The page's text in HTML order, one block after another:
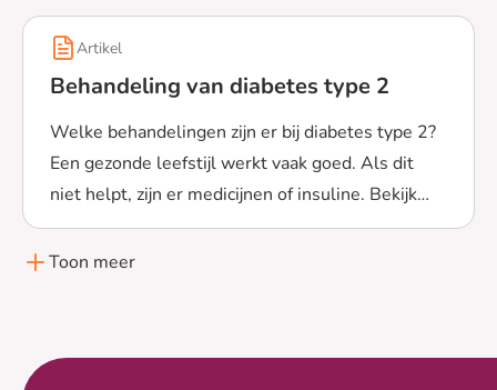
Artikel
Behandeling van diabetes type 2
Welke behandelingen zijn er bij diabetes type 2?
Een gezonde leefstijl werkt vaak goed. Als dit
niet helpt, zijn er medicijnen of insuline. Bekijk
hier meer.
Lees meer over Behandeling van diabetes type 2
Toon meer